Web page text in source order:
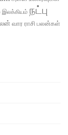
இலக்கியம் நட்பு
வார ராசி பலன்கள்